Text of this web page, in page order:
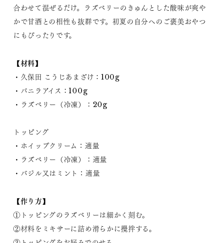
合わせて混ぜるだけ。ラズベリーのきゅんとした酸味が爽や
かで甘酒との相性も抜群です。初夏の自分へのご褒美おやつ
にもぴったりです。
【材料】
・久保田 こうじあまざけ：100g
・バニラアイス：100g
・ラズベリー（冷凍）：20g
トッピング
・ホイップクリーム：適量
・ラズベリー（冷凍）：適量
・バジル又はミント：適量
【作り方】
①トッピングのラズベリーは細かく刻む。
②材料をミキサーに詰め滑らかに攪拌する。